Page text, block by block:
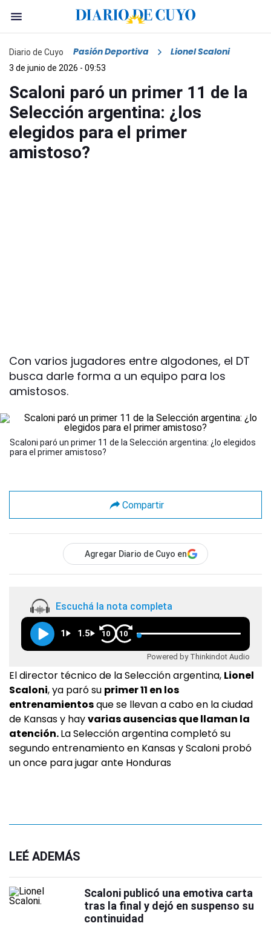
Diario de Cuyo Pasión Deportiva Lionel Scaloni
3 de junio de 2026 - 09:53
Scaloni paró un primer 11 de la
Selección argentina: ¿los
elegidos para el primer
amistoso?
Con varios jugadores entre algodones, el DT
busca darle forma a un equipo para los
amistosos.
Scaloni paró un primer 11 de la Selección argentina: ¿lo elegidos
para el primer amistoso?
Compartir
Agregar Diario de Cuyo en
Escuchá la nota completa
1 1.5 10 10
Powered by Thinkindot Audio
El director técnico de la Selección argentina, Lionel
Scaloni, ya paró su primer 11 en los
entrenamientosque se llevan a cabo en la ciudad
de Kansas y hayvarias ausencias que llaman la
atención.La Selección argentina completó su
segundo entrenamiento en Kansas y Scaloni probó
un once para jugar ante Honduras
LEÉ ADEMÁS
Scaloni publicó una emotiva carta
tras la final y dejó en suspenso su
continuidad